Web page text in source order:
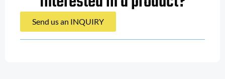
Send us an INQUIRY